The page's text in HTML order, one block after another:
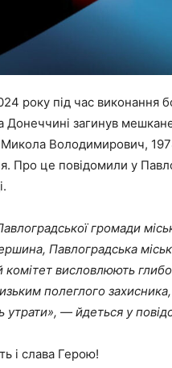
року під час виконання
Донеччині загинув
Володимирович,
Про це повідомили у
громади
Павлоградська
комітет висловлюють
полеглого
утрати», ― йдеться у
і слава Герою!